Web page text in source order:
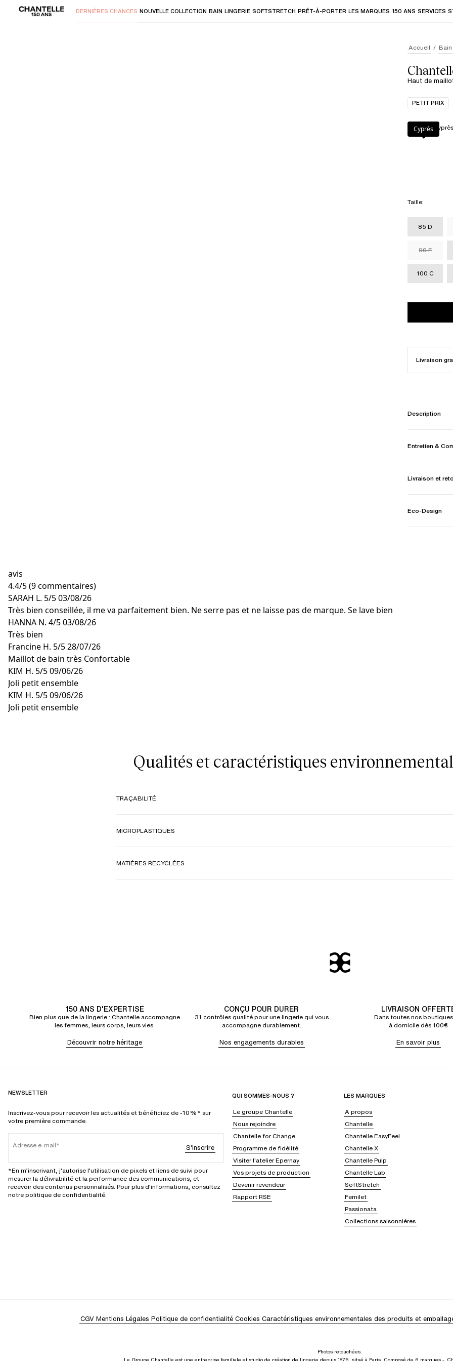
Utilisez "Flèche bas" ou "Entrer" pour accéder aux sous-menus et "Flèche haut" ou "Échap" pour
DERNIÈRES CHANCES NOUVELLE COLLECTION BAIN LINGERIE SOFTSTRETCH PRÊT-À-PORTER LES MARQUES 150 ANS SERVICES
Accueil
Haut de
PETIT PRIX
Couleur:
Cyprès
Taille:
85 D
90 F
100 C
Livraison
Description
Entretien &
Livraison et
Eco-Design
avis
4.4/5(9 commentaires)
SARAH L. 5/503/08/26
Très bien conseillée, il me va parfaitement bien. Ne serre pas et ne laisse pas de marque. Se lave bien
HANNA N. 4/503/08/26
Très bien
Francine H. 5/528/07/26
Maillot de bain très Confortable
KIM H. 5/509/06/26
Joli petit ensemble
KIM H. 5/509/06/26
Joli petit ensemble
Qualités et caractéristiques
TRAÇABILITÉ
MICROPLASTIQUES
MATIÈRES RECYCLÉES
150 ANS D'EXPERTISE
Bien plus que de la lingerie : Chantelle accompagne
les femmes, leurs corps, leurs vies.
Découvrir notre héritage
CONÇU POUR DURER
31 contrôles qualité pour une lingerie qui vous
accompagne durablement.
Nos engagements durables
LIVRAISON
Dans toutes nos
à domicile dès 100€
En savoir plus
NEWSLETTER
Inscrivez-vous pour recevoir les actualités et bénéficiez de -10%* sur
votre première commande.
Adresse e-mail S'inscrire
*En m’inscrivant, j’autorise l’utilisation de pixels et liens de suivi pour
mesurer la délivrabilité et la performance des communications, et
recevoir des contenus personnalisés. Pour plus d’informations, consultez
notre politique de confidentialité.
QUI SOMMES-NOUS ?
Le groupe Chantelle
Nous rejoindre
Chantelle for Change
Programme de fidélité
Visiter l'atelier Epernay
Vos projets de production
Devenir revendeur
Rapport RSE
LES MARQUES
A propos
Chantelle
Chantelle EasyFeel
Chantelle X
Chantelle Pulp
Chantelle Lab
SoftStretch
Femilet
Passionata
Collections saisonnières
CGV Mentions Légales Politique de confidentialité Cookies Caractéristiques environnementales des produits et
Photos retouchées.